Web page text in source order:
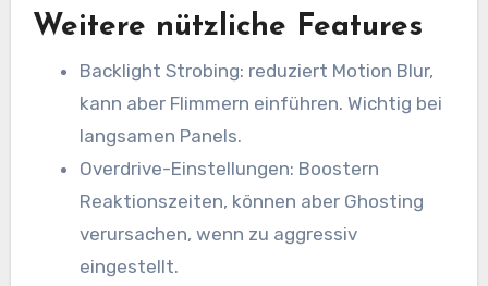
Weitere nützliche Features
Backlight Strobing: reduziert Motion Blur,
kann aber Flimmern einführen. Wichtig bei
langsamen Panels.
Overdrive-Einstellungen: Boostern
Reaktionszeiten, können aber Ghosting
verursachen, wenn zu aggressiv
eingestellt.